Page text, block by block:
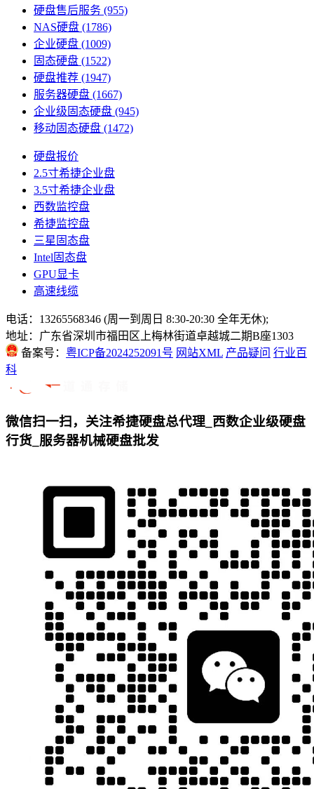
硬盘售后服务 (955)
NAS硬盘 (1786)
企业硬盘 (1009)
固态硬盘 (1522)
硬盘推荐 (1947)
服务器硬盘 (1667)
企业级固态硬盘 (945)
移动固态硬盘 (1472)
硬盘报价
2.5寸希捷企业盘
3.5寸希捷企业盘
西数监控盘
希捷监控盘
三星固态盘
Intel固态盘
GPU显卡
高速线缆
电话：13265568346 (周一到周日 8:30-20:30 全年无休);
地址：广东省深圳市福田区上梅林街道卓越城二期B座1303
备案号： 粤ICP备2024252091号 网站XML 产品疑问 行业百
科
微信扫一扫，关注希捷硬盘总代理_西数企业级硬盘
行货_服务器机械硬盘批发